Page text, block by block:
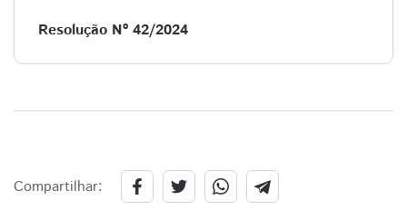
Resolução Nº 42/2024
Compartilhar: